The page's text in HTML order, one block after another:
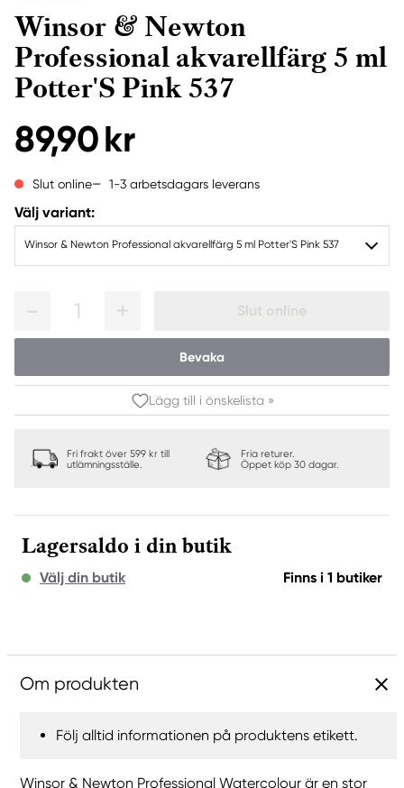
Winsor & Newton
Professional akvarellfärg 5 ml
Potter'S Pink 537
89,90 kr
Slut online 1-3 arbetsdagars leverans
Välj variant:
Winsor & Newton Professional akvarellfärg 5 ml Potter'S Pink 537
1 Slut online
Bevaka
Lägg till i önskelista »
Fri frakt över 599 kr till
utlämningsställe.
Fria returer.
Öppet köp 30 dagar.
Lagersaldo i din butik
Välj din butik Finns i 1 butiker
Om produkten
Följ alltid informationen på produktens etikett.
Winsor & Newton Professional Watercolour är en stor